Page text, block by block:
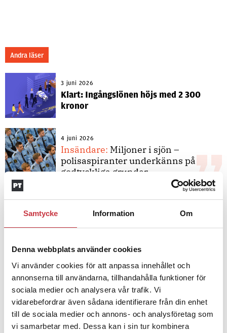
Samtycke Information Om
Denna webbplats använder cookies
Vi använder cookies för att anpassa innehållet och
annonserna till användarna, tillhandahålla funktioner för
sociala medier och analysera vår trafik. Vi
vidarebefordrar även sådana identifierare från din enhet
till de sociala medier och annons- och analysföretag som
vi samarbetar med. Dessa kan i sin tur kombinera
Andra läser
3 juni 2026
Klart: Ingångslönen höjs med 2 300
kronor
4 juni 2026
Insändare: Miljoner i sjön –
polisaspiranter underkänns på
godtyckliga grunder
– nu ska han lära sig grunderna
4 juni 2026
Polisregionen erkänner fel: ”Kommer
att rättas till”